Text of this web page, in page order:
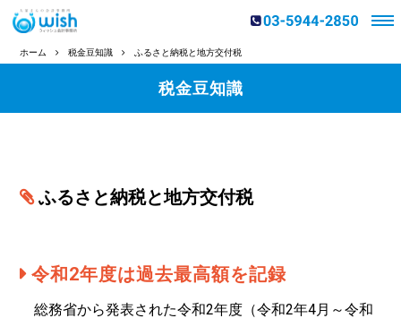
ホーム 税金豆知識 ふるさと納税と地方交付税
税金豆知識
ふるさと納税と地方交付税
令和2年度は過去最高額を記録
総務省から発表された令和2年度（令和2年4月～令和